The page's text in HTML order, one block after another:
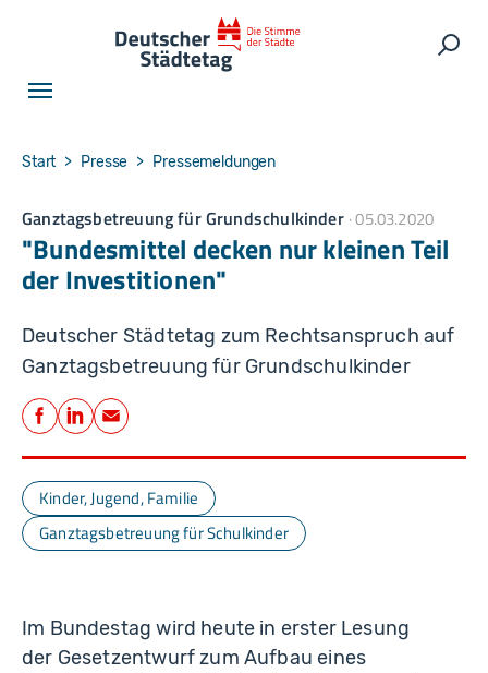
You are here:
Start Presse Pressemeldungen
Ganztagsbetreuung für Grundschulkinder 05.03.2020
"Bundesmittel decken nur kleinen Teil
der Investitionen"
Deutscher Städtetag zum Rechtsanspruch auf
Ganztagsbetreuung für Grundschulkinder
Teilen
Facebook
LinkedIn
E-Mail
Kinder, Jugend, Familie
Ganztagsbetreuung für Schulkinder
Im Bundestag wird heute in erster Lesung
der Gesetzentwurf zum Aufbau eines